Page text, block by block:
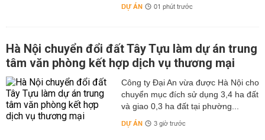
DỰ ÁN 01 phút trước
Hà Nội chuyển đổi đất Tây Tựu làm dự án trung
tâm văn phòng kết hợp dịch vụ thương mại
Công ty Đại An vừa được Hà Nội cho
chuyển mục đích sử dụng 3,4 ha đất
và giao 0,3 ha đất tại phường...
DỰ ÁN 3 giờ trước